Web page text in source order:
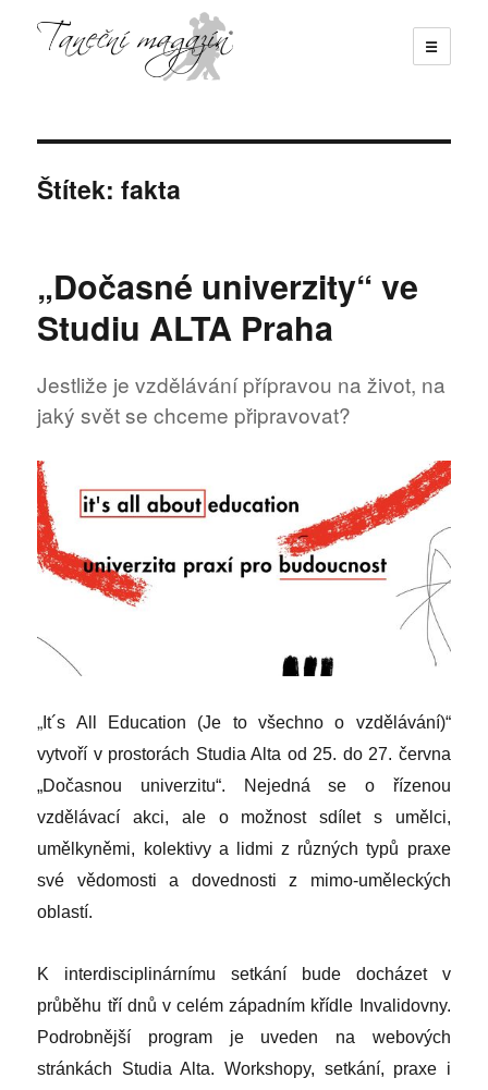
☰
Štítek:fakta
„Dočasné univerzity“ ve
Studiu ALTA Praha
Jestliže je vzdělávání přípravou na život, na
jaký svět se chceme připravovat?
„ It´s All Education (Je to všechno o vzdělávání)“
vytvoří v prostorách Studia Alta od 25. do 27. června
„Dočasnou univerzitu“. Nejedná se o řízenou
vzdělávací akci, ale o možnost sdílet s umělci,
umělkyněmi, kolektivy a lidmi z různých typů praxe
své vědomosti a dovednosti z mimo-uměleckých
oblastí.
K interdisciplinárnímu setkání bude docházet v
průběhu tří dnů v celém západním křídle Invalidovny.
Podrobnější program je uveden na webových
stránkách Studia Alta. Workshopy, setkání, praxe i